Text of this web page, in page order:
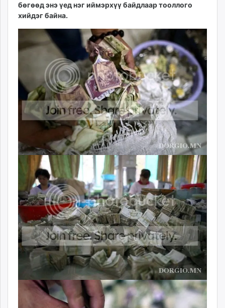
urlag.mn
unen.mn
asu.mn
shudarga.mn
unuudur.mn
isee.mn
mglradio.com
fact.mn
itoim.mn
tumen.mn
shuum.mn
times.mn
tvmongolia.mn
mass.mn
unegui.mn
assa.mn
toim.mn
tac.mn
paparazzi.mn
unread.today
бөгөөд энэ үед нэг иймэрхүү байдлаар тооллого
хийдэг байна.